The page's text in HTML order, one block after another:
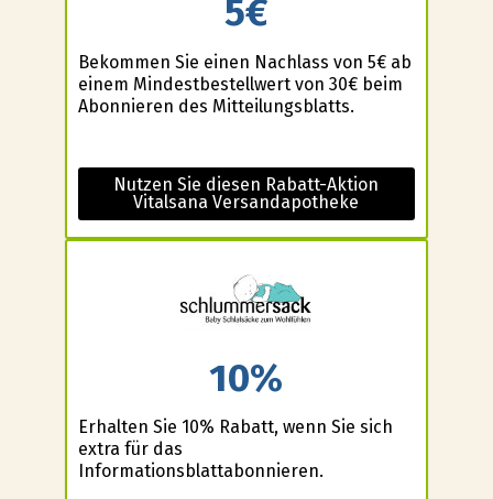
5€
Bekommen Sie einen Nachlass von 5€ ab
einem Mindestbestellwert von 30€ beim
Abonnieren des Mitteilungsblatts.
Nutzen Sie diesen Rabatt-Aktion
Vitalsana Versandapotheke
10%
Erhalten Sie 10% Rabatt, wenn Sie sich
extra für das
Informationsblattabonnieren.